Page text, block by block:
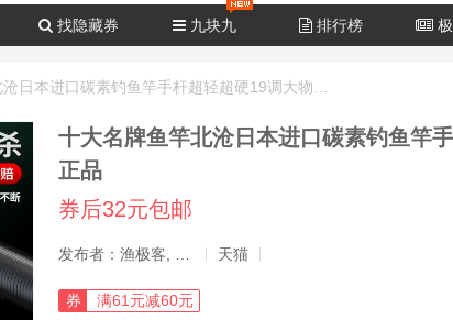
找隐藏券 九块九 排行榜
十大名牌鱼竿北沧日本进口碳素钓鱼竿
正品
券后32元包邮
天猫
券 满61元减60元